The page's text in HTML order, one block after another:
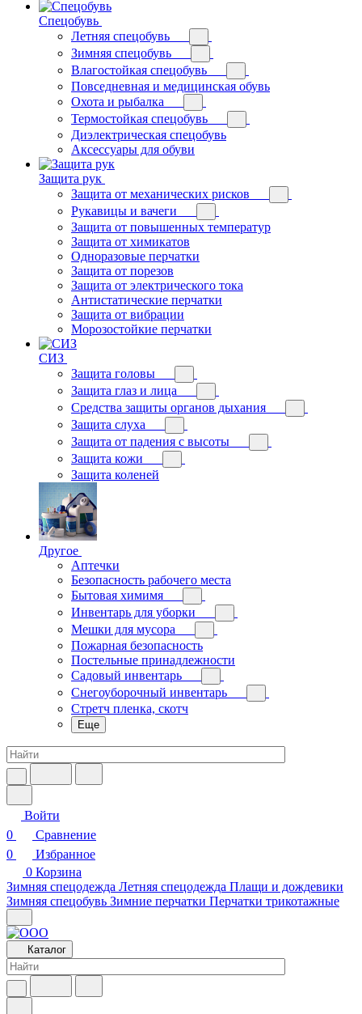
Спецобувь
Летняя спецобувь
Зимняя спецобувь
Влагостойкая спецобувь
Повседневная и медицинская обувь
Охота и рыбалка
Термостойкая спецобувь
Диэлектрическая спецобувь
Аксессуары для обуви
Защита рук
Защита от механических рисков
Рукавицы и вачеги
Защита от повышенных температур
Защита от химикатов
Одноразовые перчатки
Защита от порезов
Защита от электрического тока
Антистатические перчатки
Защита от вибрации
Морозостойкие перчатки
СИЗ
Защита головы
Защита глаз и лица
Средства защиты органов дыхания
Защита слуха
Защита от падения с высоты
Защита кожи
Защита коленей
Другое
Аптечки
Безопасность рабочего места
Бытовая химимя
Инвентарь для уборки
Мешки для мусора
Пожарная безопасность
Постельные принадлежности
Садовый инвентарь
Снегоуборочный инвентарь
Стретч пленка, скотч
Еще
Войти
0
Сравнение
0
Избранное
0 Корзина
Зимняя спецодежда Летняя спецодежда Плащи и дождевики
Зимняя спецобувь Зимние перчатки Перчатки трикотажные
Каталог